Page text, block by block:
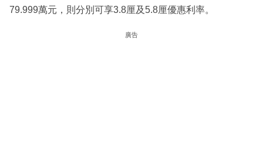
79.999萬元，則分別可享3.8厘及5.8厘優惠利率。
廣告